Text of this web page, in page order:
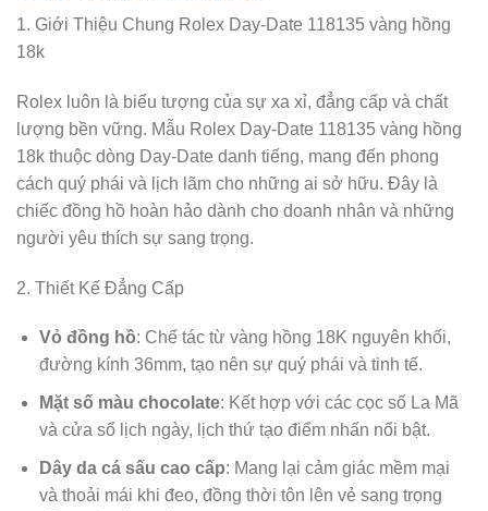
1. Giới Thiệu Chung Rolex Day-Date 118135 vàng hồng
18k
Rolex luôn là biểu tượng của sự xa xỉ, đẳng cấp và chất
lượng bền vững. Mẫu Rolex Day-Date 118135 vàng hồng
18k thuộc dòng Day-Date danh tiếng, mang đến phong
cách quý phái và lịch lãm cho những ai sở hữu. Đây là
chiếc đồng hồ hoàn hảo dành cho doanh nhân và những
người yêu thích sự sang trọng.
2. Thiết Kế Đẳng Cấp
Vỏ đồng hồ: Chế tác từ vàng hồng 18K nguyên khối,
đường kính 36mm, tạo nên sự quý phái và tinh tế.
Mặt số màu chocolate: Kết hợp với các cọc số La Mã
và cửa sổ lịch ngày, lịch thứ tạo điểm nhấn nổi bật.
Dây da cá sấu cao cấp: Mang lại cảm giác mềm mại
và thoải mái khi đeo, đồng thời tôn lên vẻ sang trọng